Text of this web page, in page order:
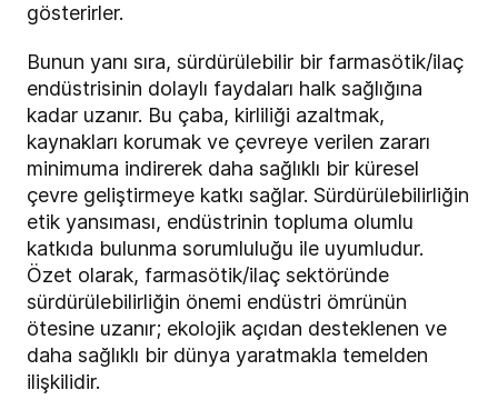
gösterirler.
Bunun yanı sıra, sürdürülebilir bir farmasötik/ilaç
endüstrisinin dolaylı faydaları halk sağlığına
kadar uzanır. Bu çaba, kirliliği azaltmak,
kaynakları korumak ve çevreye verilen zararı
minimuma indirerek daha sağlıklı bir küresel
çevre geliştirmeye katkı sağlar. Sürdürülebilirliğin
etik yansıması, endüstrinin topluma olumlu
katkıda bulunma sorumluluğu ile uyumludur.
Özet olarak, farmasötik/ilaç sektöründe
sürdürülebilirliğin önemi endüstri ömrünün
ötesine uzanır; ekolojik açıdan desteklenen ve
daha sağlıklı bir dünya yaratmakla temelden
ilişkilidir.